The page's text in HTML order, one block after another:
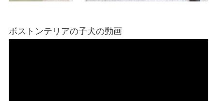
ボストンテリアの子犬の動画